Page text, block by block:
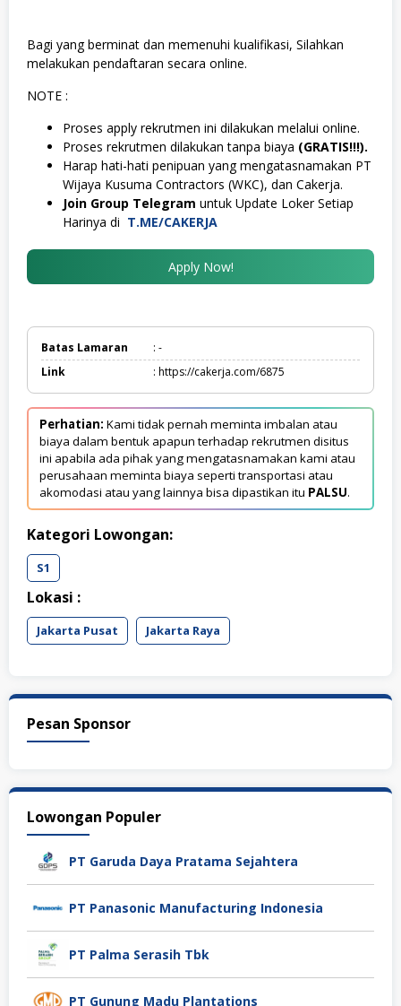
Bagi yang berminat dan memenuhi kualifikasi, Silahkan
melakukan pendaftaran secara online.
NOTE :
Proses apply rekrutmen ini dilakukan melalui online.
Proses rekrutmen dilakukan tanpa biaya (GRATIS!!!).
Harap hati-hati penipuan yang mengatasnamakan PT
Wijaya Kusuma Contractors (WKC), dan Cakerja.
Join Group Telegram untuk Update Loker Setiap
Harinya di T.ME/CAKERJA
Apply Now!
Batas Lamaran
: -
Link
: https://cakerja.com/6875
Perhatian: Kami tidak pernah meminta imbalan atau
biaya dalam bentuk apapun terhadap rekrutmen disitus
ini apabila ada pihak yang mengatasnamakan kami atau
perusahaan meminta biaya seperti transportasi atau
akomodasi atau yang lainnya bisa dipastikan itu PALSU.
Kategori Lowongan:
S1
Lokasi :
Jakarta Pusat Jakarta Raya
Pesan Sponsor
Lowongan Populer
PT Garuda Daya Pratama Sejahtera
PT Panasonic Manufacturing Indonesia
PT Palma Serasih Tbk
PT Gunung Madu Plantations